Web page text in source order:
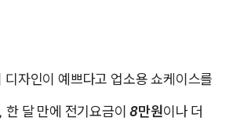
디자인이 예쁘다고 업소용 쇼케이스를
한 달 만에 전기요금이8만원이나 더